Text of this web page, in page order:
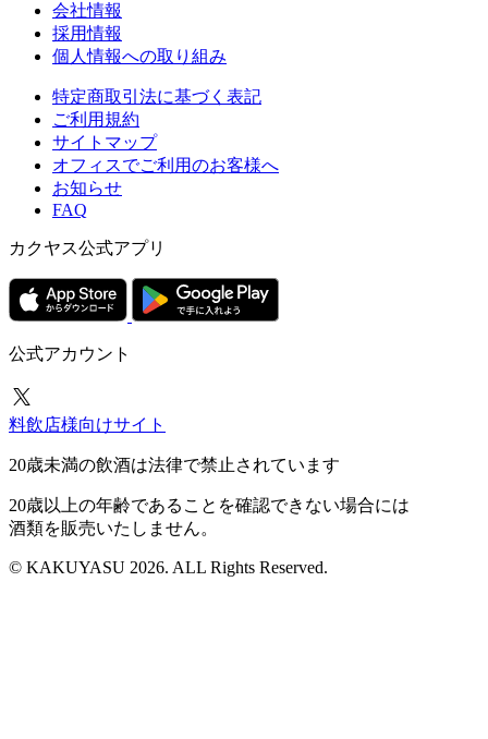
会社情報
採用情報
個人情報への取り組み
特定商取引法に基づく表記
ご利用規約
サイトマップ
オフィスでご利用のお客様へ
お知らせ
FAQ
カクヤス公式アプリ
公式アカウント
料飲店様向けサイト
20歳未満の飲酒は法律で禁止されています
20歳以上の年齢であることを確認できない場合には
酒類を販売いたしません。
© KAKUYASU 2026. ALL Rights Reserved.